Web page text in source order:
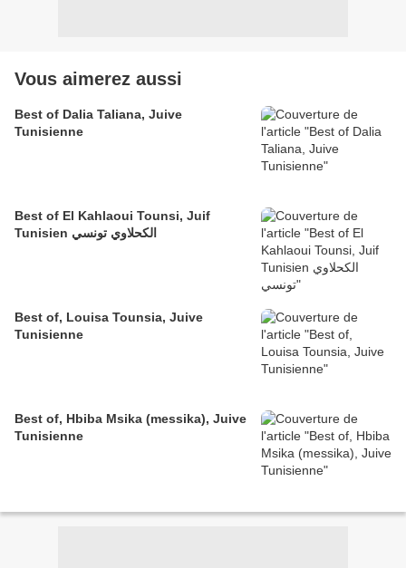
Vous aimerez aussi
Best of Dalia Taliana, Juive
Tunisienne
Best of El Kahlaoui Tounsi, Juif
Tunisien الكحلاوي تونسي
Best of, Louisa Tounsia, Juive
Tunisienne
Best of, Hbiba Msika (messika), Juive
Tunisienne